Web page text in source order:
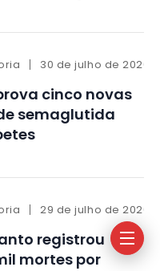
30 de julho de 2026
cinco novas
semaglutida
29 de julho de 2026
registrou
mortes por